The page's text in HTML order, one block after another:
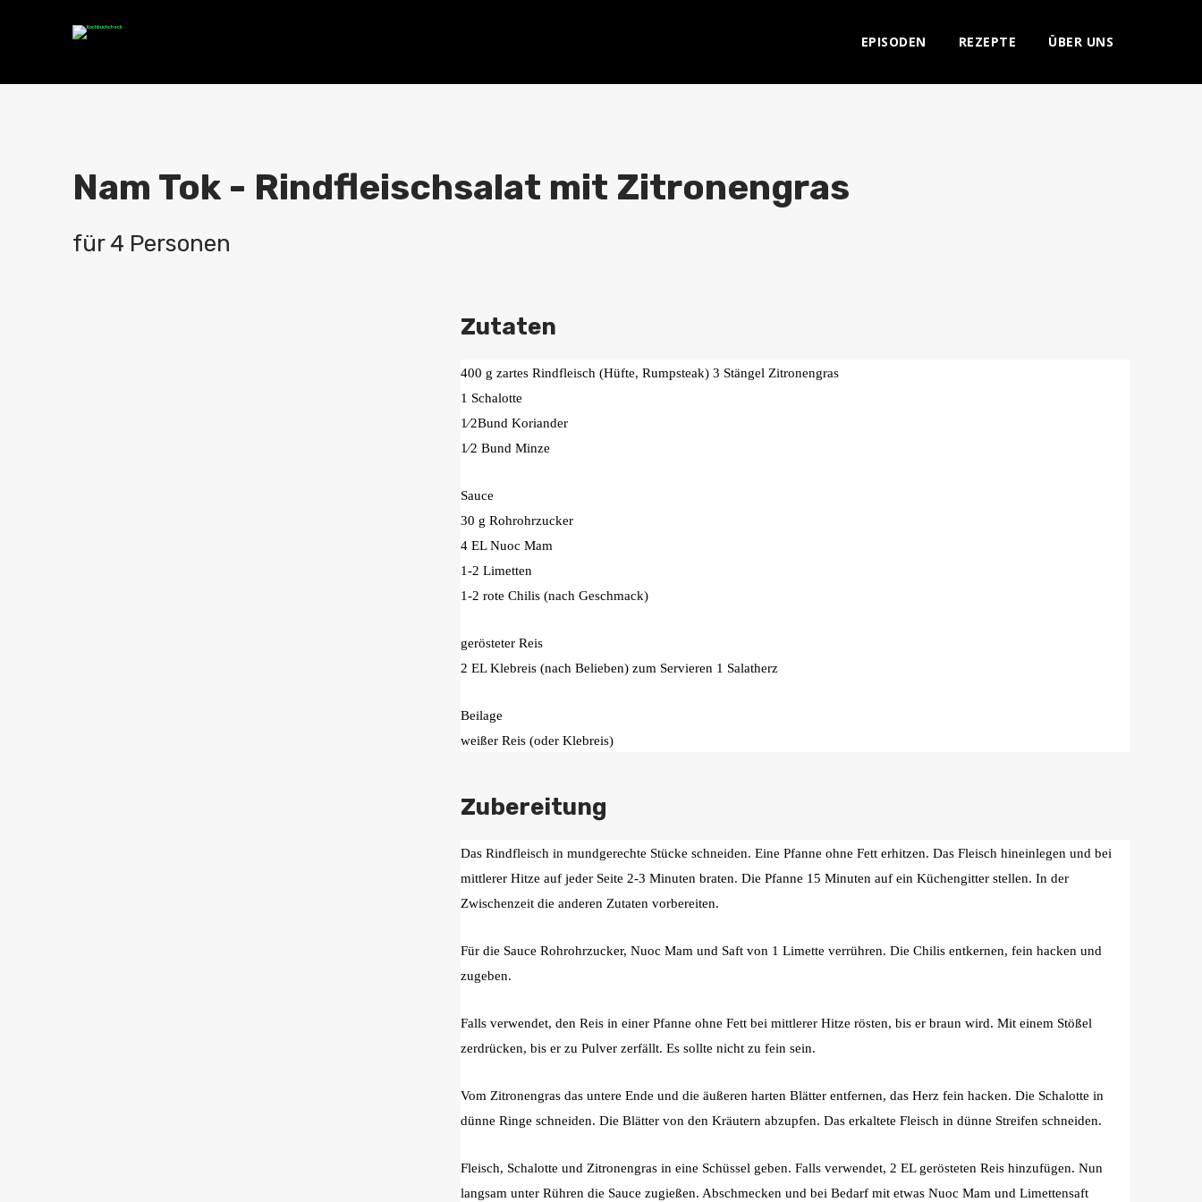
EPISODEN REZEPTE ÜBER UNS
Nam Tok - Rindfleischsalat mit Zitronengras
für 4 Personen
Zutaten
400 g zartes Rindfleisch (Hüfte, Rumpsteak) 3 Stängel Zitronengras
1 Schalotte
1⁄2Bund Koriander
1⁄2 Bund Minze
Sauce
30 g Rohrohrzucker
4 EL Nuoc Mam
1-2 Limetten
1-2 rote Chilis (nach Geschmack)
gerösteter Reis
2 EL Klebreis (nach Belieben) zum Servieren 1 Salatherz
Beilage
weißer Reis (oder Klebreis)
Zubereitung
Das Rindfleisch in mundgerechte Stücke schneiden. Eine Pfanne ohne Fett erhitzen. Das Fleisch hineinlegen und bei
mittlerer Hitze auf jeder Seite 2-3 Minuten braten. Die Pfanne 15 Minuten auf ein Küchengitter stellen. In der
Zwischenzeit die anderen Zutaten vorbereiten.
Für die Sauce Rohrohrzucker, Nuoc Mam und Saft von 1 Limette verrühren. Die Chilis entkernen, fein hacken und
zugeben.
Falls verwendet, den Reis in einer Pfanne ohne Fett bei mittlerer Hitze rösten, bis er braun wird. Mit einem Stößel
zerdrücken, bis er zu Pulver zerfällt. Es sollte nicht zu fein sein.
Vom Zitronengras das untere Ende und die äußeren harten Blätter entfernen, das Herz fein hacken. Die Schalotte in
dünne Ringe schneiden. Die Blätter von den Kräutern abzupfen. Das erkaltete Fleisch in dünne Streifen schneiden.
Fleisch, Schalotte und Zitronengras in eine Schüssel geben. Falls verwendet, 2 EL gerösteten Reis hinzufügen. Nun
langsam unter Rühren die Sauce zugießen. Abschmecken und bei Bedarf mit etwas Nuoc Mam und Limettensaft